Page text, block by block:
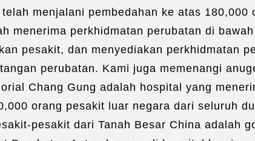
menjalani pembedahan ke atas
menerima perkhidmatan perubatan di
pesakit, dan menyediakan perkhidmatan
perubatan. Kami juga memenangi
Chang Gung adalah hospital yang
orang pesakit luar negara dari seluruh
pesakit dari Tanah Besar China adalah